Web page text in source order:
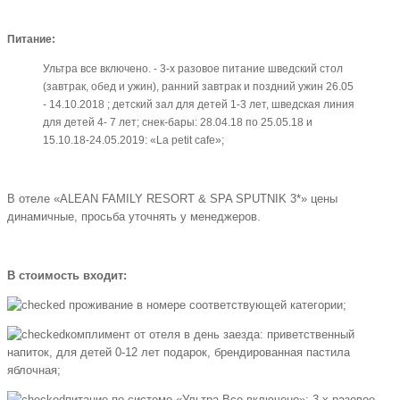
Питание:
Ультра все включено. - 3-х разовое питание шведский стол
(завтрак, обед и ужин), ранний завтрак и поздний ужин 26.05
- 14.10.2018 ; детский зал для детей 1-3 лет, шведская линия
для детей 4- 7 лет; снек-бары: 28.04.18 по 25.05.18 и
15.10.18-24.05.2019: «La petit cafe»;
В отеле «ALEAN FAMILY RESORT & SPA SPUTNIK 3*» цены
динамичные, просьба уточнять у менеджеров.
В стоимость входит:
проживание в номере соответствующей категории;
комплимент от отеля в день заезда: приветственный
напиток, для детей 0-12 лет подарок, брендированная пастила
яблочная;
на
противоположной
стороне,
или
122
проехать
остановку
до
"Спутника".
необходимо
остановку
противоположной
стороне,
автобусе
№
такси
№
проехать
остановку
до
до
"Спутник"
(прямой).